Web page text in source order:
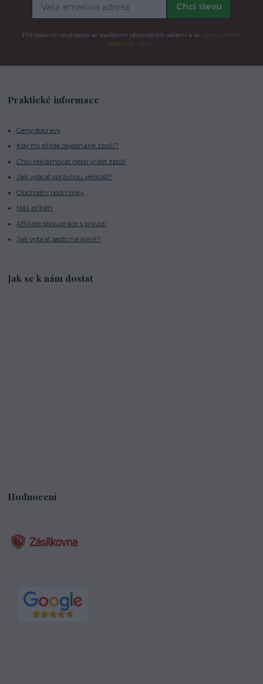
Chci slevu
Přihlášením souhlasíte se zasíláním obchodních sdělení a se zpracováním
osobních údajů.
Praktické informace
Ceny dopravy
Kdy mi přijde objednané zboží?
Chci reklamovat nebo vrátit zboží
Jak vybrat správnou velikost?
Obchodní podmínky
Náš příběh
Affiliate spolupráce s provizí
Jak vybrat sedlo na koně?
Jak se k nám dostat
Hodnocení